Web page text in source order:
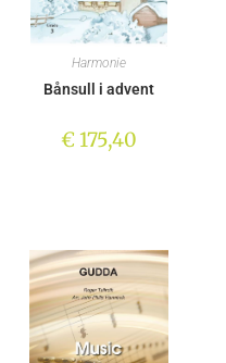
Harmonie
Bånsull i advent
€175,40